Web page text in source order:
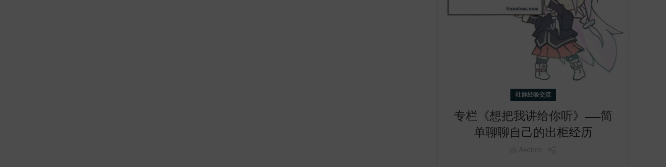
社群经验交流
专栏《想把我讲给你听》——简
单聊聊自己的出柜经历